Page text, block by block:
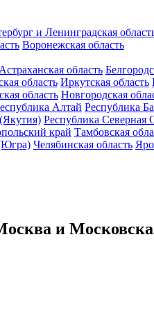
и Ленинградская
Воронежская область
Астраханская область
область Иркутская область
область Новгородская
Алтай Республика
Республика Северная
край Тамбовская
Челябинская область
и